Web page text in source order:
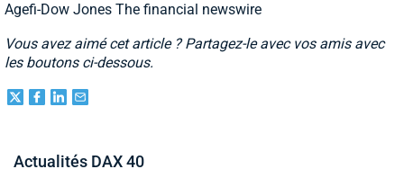
Agefi-Dow Jones The financial newswire
Vous avez aimé cet article ? Partagez-le avec vos amis avec
les boutons ci-dessous.
Actualités DAX 40